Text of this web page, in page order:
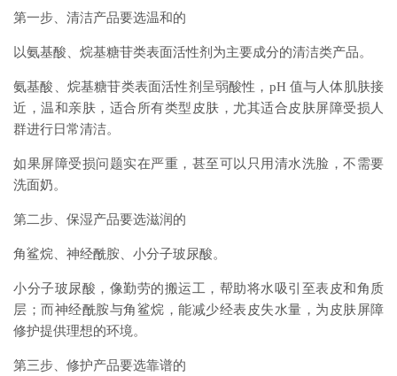
第一步、清洁产品要选温和的
以氨基酸、烷基糖苷类表面活性剂为主要成分的清洁类产品。
氨基酸、烷基糖苷类表面活性剂呈弱酸性，pH 值与人体肌肤接
近，温和亲肤，适合所有类型皮肤，尤其适合皮肤屏障受损人
群进行日常清洁。
如果屏障受损问题实在严重，甚至可以只用清水洗脸，不需要
洗面奶。
第二步、保湿产品要选滋润的
角鲨烷、神经酰胺、小分子玻尿酸。
小分子玻尿酸，像勤劳的搬运工，帮助将水吸引至表皮和角质
层；而神经酰胺与角鲨烷，能减少经表皮失水量，为皮肤屏障
修护提供理想的环境。
第三步、修护产品要选靠谱的